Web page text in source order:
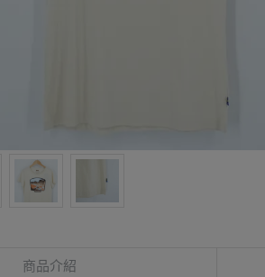
商品介紹